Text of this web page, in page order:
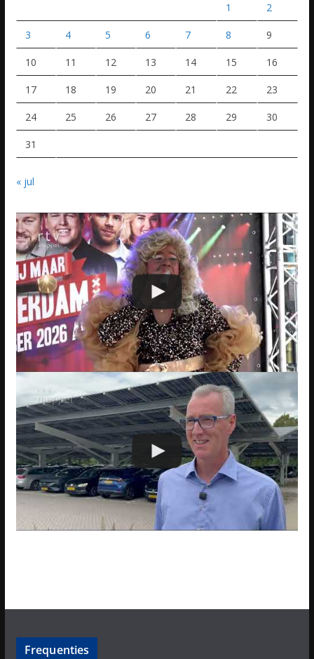
1 2
3 4 5 6 7 8 9
10 11 12 13 14 15 16
17 18 19 20 21 22 23
24 25 26 27 28 29 30
31
« jul
Frequenties